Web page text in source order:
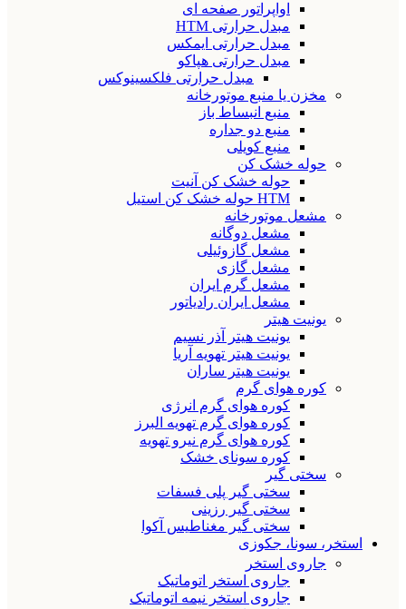
اواپراتور صفحه ای
مبدل حرارتی HTM
مبدل حرارتی ایمکس
مبدل حرارتی هپاکو
مبدل حرارتی فلکسینوکس
مخزن یا منبع موتورخانه
منبع انبساط باز
منبع دو جداره
منبع کویلی
حوله خشک کن
حوله خشک کن آنیت
HTM حوله خشک کن استیل
مشعل موتورخانه
مشعل دوگانه
مشعل گازوئیلی
مشعل گازی
مشعل گرم ایران
مشعل ایران رادیاتور
یونیت هیتر
یونیت هیتر آذر نسیم
یونیت هیتر تهویه آریا
یونیت هیتر ساران
کوره هوای گرم
کوره هوای گرم انرژی
کوره هوای گرم تهویه البرز
کوره هوای گرم نیرو تهویه
کوره سونای خشک
سختی گیر
سختی گیر پلی فسفات
سختی گیر رزینی
سختی گیر مغناطیس آکوا
استخر، سونا، جکوزی
جاروی استخر
جاروی استخر اتوماتیک
جاروی استخر نیمه اتوماتیک